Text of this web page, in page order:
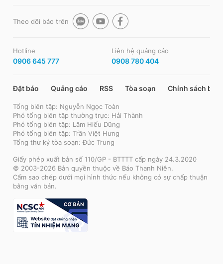
Theo dõi báo trên
Hotline
0906 645 777
Liên hệ quảng cáo
0908 780 404
Đặt báo Quảng cáo RSS Tòa soạn Chính sách bảo
Tổng biên tập: Nguyễn Ngọc Toàn
Phó tổng biên tập thường trực: Hải Thành
Phó tổng biên tập: Lâm Hiếu Dũng
Phó tổng biên tập: Trần Việt Hưng
Tổng thư ký tòa soạn: Đức Trung
Giấy phép xuất bản số 110/GP - BTTTT cấp ngày 24.3.2020
© 2003-2026 Bản quyền thuộc về Báo Thanh Niên.
Cấm sao chép dưới mọi hình thức nếu không có sự chấp thuận
bằng văn bản.